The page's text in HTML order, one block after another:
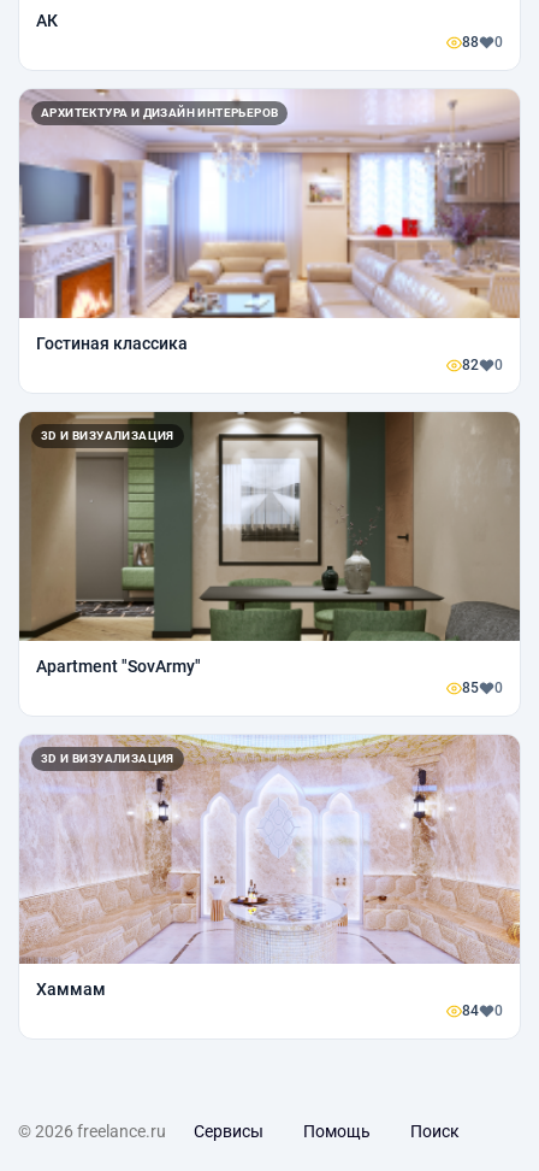
АК
88 0
АРХИТЕКТУРА И ДИЗАЙН ИНТЕРЬЕРОВ
Гостиная классика
82 0
3D И ВИЗУАЛИЗАЦИЯ
Apartment "SovArmy"
85 0
3D И ВИЗУАЛИЗАЦИЯ
Хаммам
84 0
© 2026 freelance.ru Сервисы Помощь Поиск